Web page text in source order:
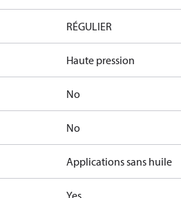
RÉGULIER
Haute pression
No
No
Applications sans huile
Yes